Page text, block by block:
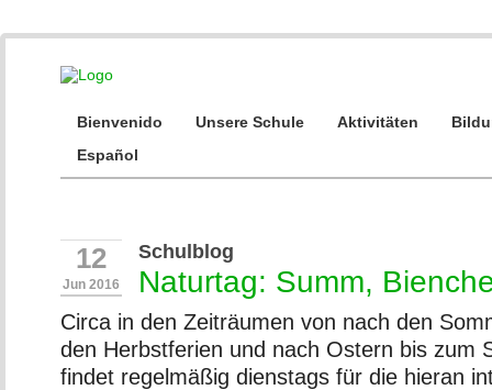
Bienvenido Unsere Schule Aktivitäten
Español
12
Jun 2016
Schulblog
Naturtag: Summ,
Circa in den Zeiträumen von nach den
den Herbstferien und nach Ostern bis zum
findet regelmäßig dienstags für die hieran